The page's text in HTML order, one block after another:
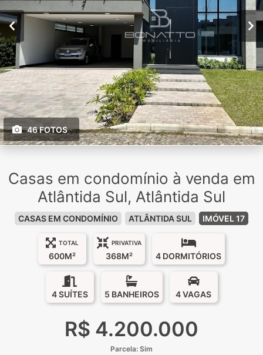
46 FOTOS
Casas em condomínio à venda em
Atlântida Sul, Atlântida Sul
CASAS EM CONDOMÍNIO ATLÂNTIDA SUL IMÓVEL 17
TOTAL
600M²
PRIVATIVA
368M² 4 DORMITÓRIOS
4 SUÍTES 5 BANHEIROS 4 VAGAS
R$ 4.200.000
Parcela: Sim